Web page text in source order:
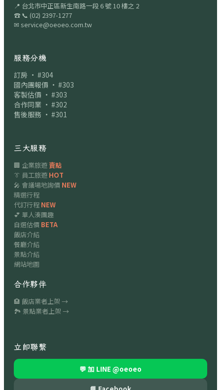
📍 台北市中正區新生南路一段 6 號 10 樓之 2
☎ 📞 (02) 2397-1277
✉ service@oeoeo.com.tw
服務分機
訂房 · #304
國內團報價 · #303
客製估價 · #303
合作同業 · #302
售後服務 · #301
三大服務
🏢 企業旅遊賣點
👔 員工旅遊 HOT
🎤 會議場地詢價 NEW
精選行程
代訂行程 NEW
💕 單人湊團趣
自選估價 BETA
飯店介紹
餐廳介紹
景點介紹
網站地圖
合作夥伴
🏨 飯店業者上架 →
🏞 景點業者上架 →
立即聯繫
💬 加 LINE @oeoeo